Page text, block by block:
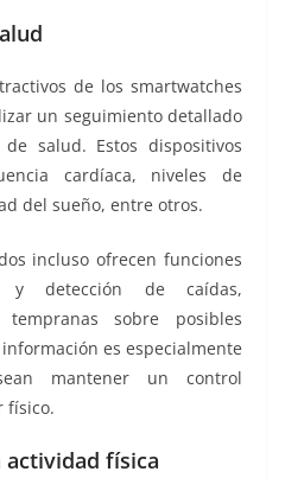
de los smartwatches
un seguimiento detallado
salud. Estos dispositivos
cardíaca, niveles de
del sueño, entre otros.
incluso ofrecen funciones
y detección de caídas,
tempranas sobre posibles
es especialmente
mantener un control
físico.
actividad física